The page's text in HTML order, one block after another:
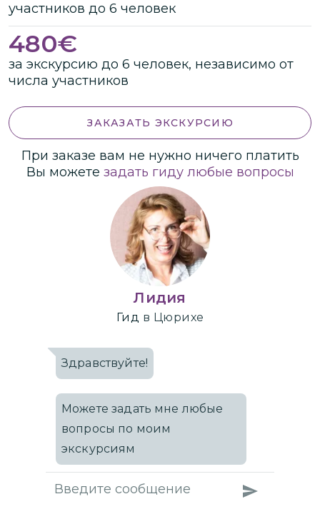
участников до 6 человек
480€
за экскурсию до 6 человек, независимо от
числа участников
ЗАКАЗАТЬ ЭКСКУРСИЮ
При заказе вам не нужно ничего платить
Вы можете задать гиду любые вопросы
Лидия
Гид в Цюрихе
Здравствуйте!
Можете задать мне любые
вопросы по моим
экскурсиям